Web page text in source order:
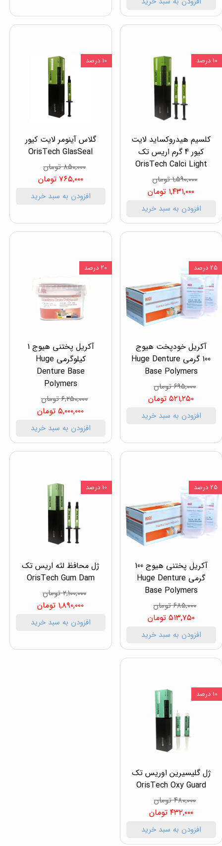
کلسیم هیدروکساید لایت
کیور 4 گرم اریس تک
OrisTech Calci Light
۱,۵۹۰,۰۰۰ تومان
۱,۴۳۱,۰۰۰ تومان
افزودن به سبد خرید
۱۰ درصد
گلاس آینومر لایت کیور
OrisTech GlasSeal
۸۵۰,۰۰۰ تومان
۷۶۵,۰۰۰ تومان
افزودن به سبد خرید
۱۰ درصد
آکریل خودپخت هیوج
100 گرمی Huge Denture
Base Polymers
۶۹۵,۰۰۰ تومان
۵۲۱,۲۵۰ تومان
افزودن به سبد خرید
۲۵ درصد
آکریل پختنی هیوج 1
کیلوگرمی Huge
Denture Base
Polymers
۶,۲۵۰,۰۰۰ تومان
۵,۰۰۰,۰۰۰ تومان
افزودن به سبد خرید
۲۰ درصد
آکریل پختنی هیوج 100
گرمی Huge Denture
Base Polymers
۶۸۵,۰۰۰ تومان
۵۱۳,۷۵۰ تومان
افزودن به سبد خرید
۲۵ درصد
ژل محافظ لثه اریس تک
OrisTech Gum Dam
۲,۱۰۰,۰۰۰ تومان
۱,۸۹۰,۰۰۰ تومان
افزودن به سبد خرید
۱۰ درصد
ژل گلیسیرین اوریس تک
OrisTech Oxy Guard
۴۸۰,۰۰۰ تومان
۴۳۲,۰۰۰ تومان
افزودن به سبد خرید
۱۰ درصد